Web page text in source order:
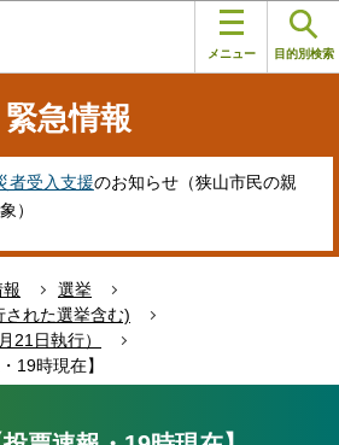
メニュー 目的別検索
緊急情報
者受入支援のお知らせ（狭山市民の親
）
選挙
れた選挙含む)
21日執行）
19時現在】